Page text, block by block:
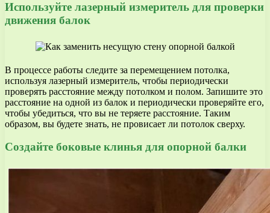
Используйте лазерный измеритель для проверки
движения балок
В процессе работы следите за перемещением потолка,
используя лазерный измеритель, чтобы периодически
проверять расстояние между потолком и полом. Запишите это
расстояние на одной из балок и периодически проверяйте его,
чтобы убедиться, что вы не теряете расстояние. Таким
образом, вы будете знать, не провисает ли потолок сверху.
Создайте боковые клинья для опорной балки